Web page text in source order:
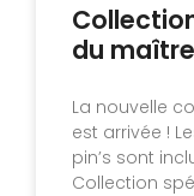
du maître
La nouvelle
est arrivée !
pin’s sont
Collection